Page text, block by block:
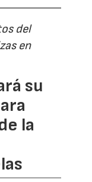
del
en
su
la